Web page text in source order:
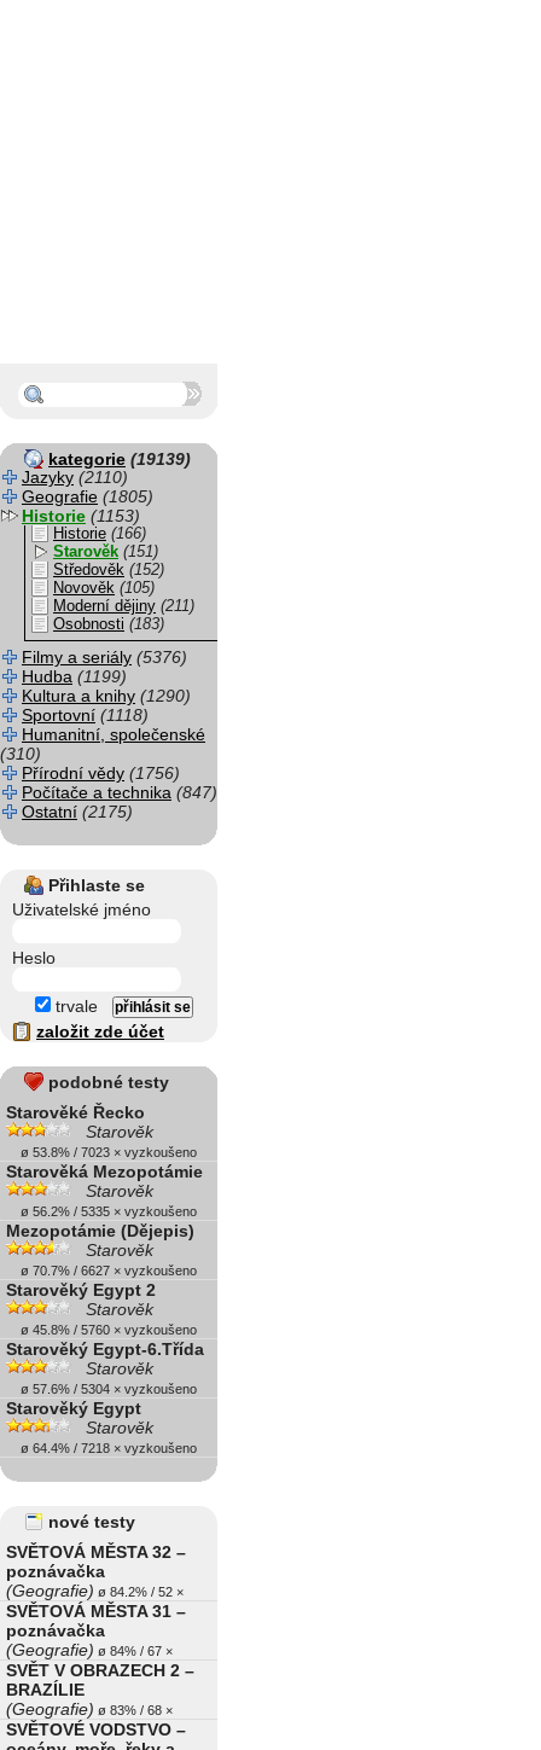
kategorie (19139)
Jazyky (2110)
Geografie (1805)
Historie (1153)
Historie (166)
Starověk (151)
Středověk (152)
Novověk (105)
Moderní dějiny (211)
Osobnosti (183)
Filmy a seriály (5376)
Hudba (1199)
Kultura a knihy (1290)
Sportovní (1118)
Humanitní, společenské
(310)
Přírodní vědy (1756)
Počítače a technika (847)
Ostatní (2175)
Přihlaste se
Uživatelské jméno
Heslo
trvale
založit zde účet
podobné testy
Starověké Řecko
Starověk
ø 53.8% / 7023 × vyzkoušeno
Starověká Mezopotámie
Starověk
ø 56.2% / 5335 × vyzkoušeno
Mezopotámie (Dějepis)
Starověk
ø 70.7% / 6627 × vyzkoušeno
Starověký Egypt 2
Starověk
ø 45.8% / 5760 × vyzkoušeno
Starověký Egypt-6.Třída
Starověk
ø 57.6% / 5304 × vyzkoušeno
Starověký Egypt
Starověk
ø 64.4% / 7218 × vyzkoušeno
nové testy
SVĚTOVÁ MĚSTA 32 –
poznávačka
(Geografie) ø 84.2% / 52 ×
SVĚTOVÁ MĚSTA 31 –
poznávačka
(Geografie) ø 84% / 67 ×
SVĚT V OBRAZECH 2 –
BRAZÍLIE
(Geografie) ø 83% / 68 ×
SVĚTOVÉ VODSTVO –